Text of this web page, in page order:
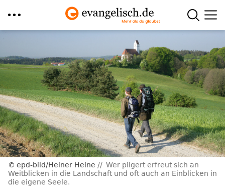
Inhalt
epd-bild/Heiner Heine
Wer pilgert erfreut sich an
Weitblicken in die Landschaft und oft auch an Einblicken in
die eigene Seele.